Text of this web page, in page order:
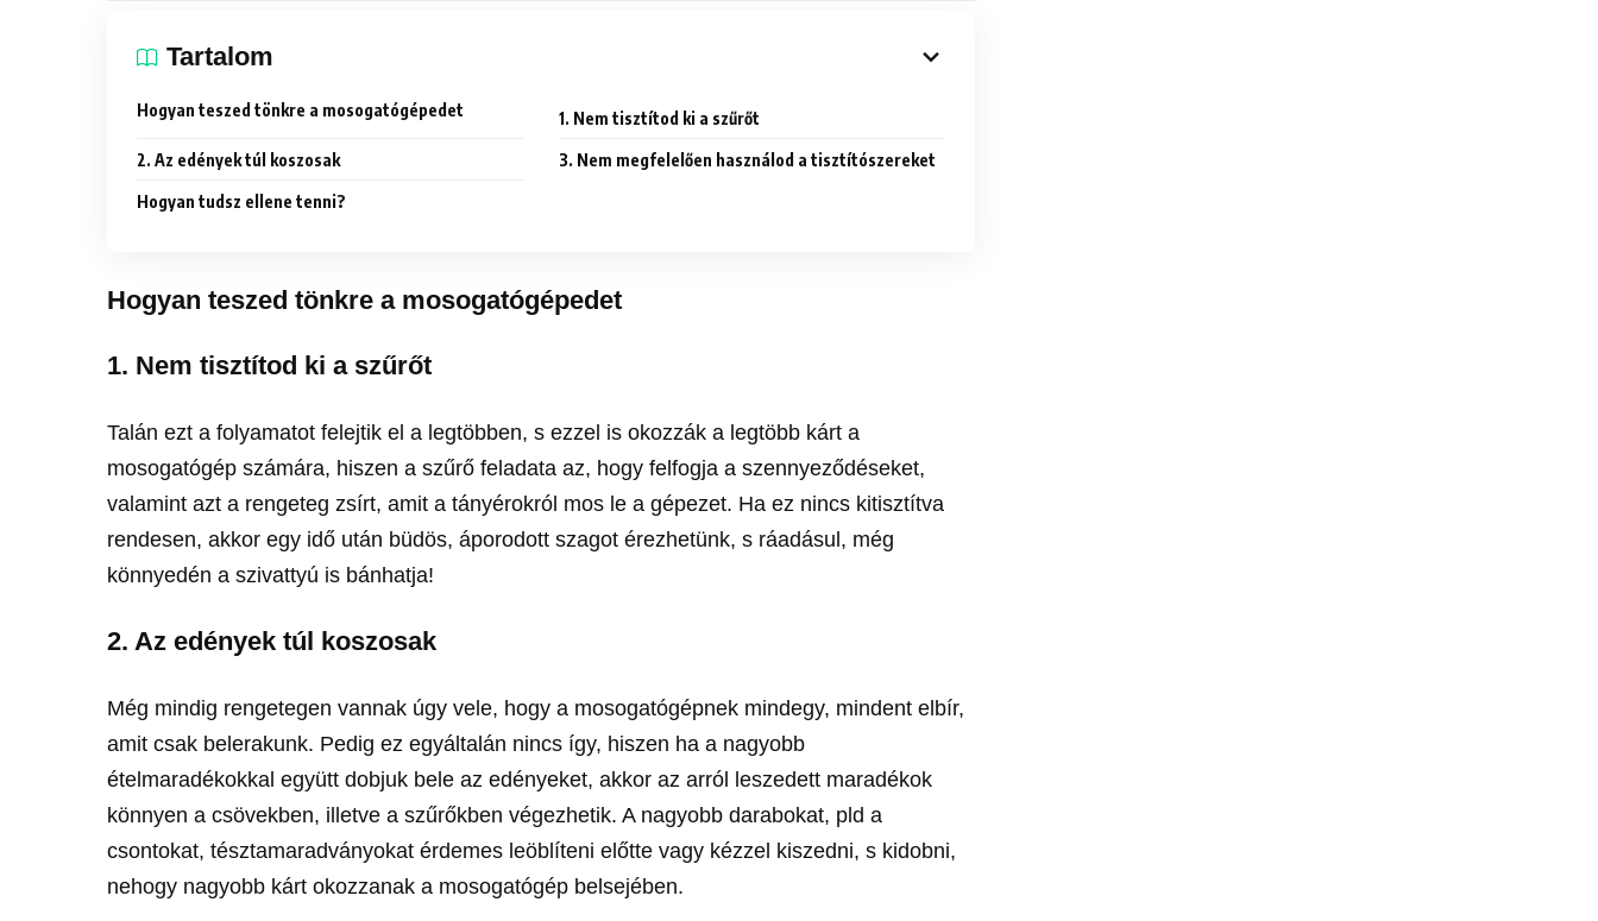
Tartalom
Hogyan teszed tönkre a mosogatógépedet 1. Nem tisztítod ki a szűrőt
2. Az edények túl koszosak 3. Nem megfelelően használod a tisztítószereket
Hogyan tudsz ellene tenni?
Hogyan teszed tönkre a mosogatógépedet
1. Nem tisztítod ki a szűrőt
Talán ezt a folyamatot felejtik el a legtöbben, s ezzel is okozzák a legtöbb kárt a
mosogatógép számára, hiszen a szűrő feladata az, hogy felfogja a szennyeződéseket,
valamint azt a rengeteg zsírt, amit a tányérokról mos le a gépezet. Ha ez nincs kitisztítva
rendesen, akkor egy idő után büdös, áporodott szagot érezhetünk, s ráadásul, még
könnyedén a szivattyú is bánhatja!
2. Az edények túl koszosak
Még mindig rengetegen vannak úgy vele, hogy a mosogatógépnek mindegy, mindent elbír,
amit csak belerakunk. Pedig ez egyáltalán nincs így, hiszen ha a nagyobb
ételmaradékokkal együtt dobjuk bele az edényeket, akkor az arról leszedett maradékok
könnyen a csövekben, illetve a szűrőkben végezhetik. A nagyobb darabokat, pld a
csontokat, tésztamaradványokat érdemes leöblíteni előtte vagy kézzel kiszedni, s kidobni,
nehogy nagyobb kárt okozzanak a mosogatógép belsejében.